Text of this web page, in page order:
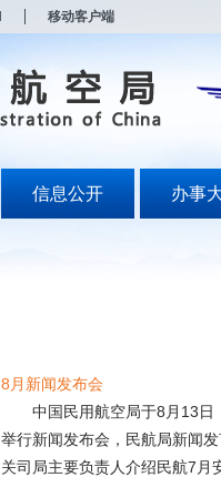
移动客户端
信息公开 办事
8月新闻发布会
中国民用航空局于8月13日
举行新闻发布会，民航局新闻
关司局主要负责人介绍民航7月